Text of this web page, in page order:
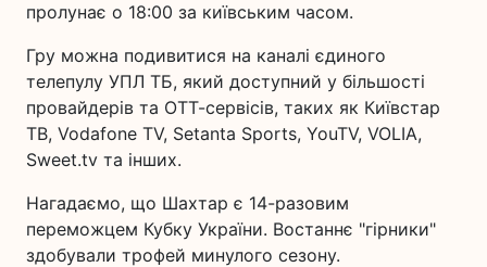
пролунає о 18:00 за київським часом.
Гру можна подивитися на каналі єдиного
телепулу УПЛ ТБ, який доступний у більшості
провайдерів та ОТТ-сервісів, таких як Київстар
ТВ, Vodafone TV, Setanta Sports, YouTV, VOLIA,
Sweet.tv та інших.
Нагадаємо, що Шахтар є 14-разовим
переможцем Кубку України. Востаннє "гірники"
здобували трофей минулого сезону.